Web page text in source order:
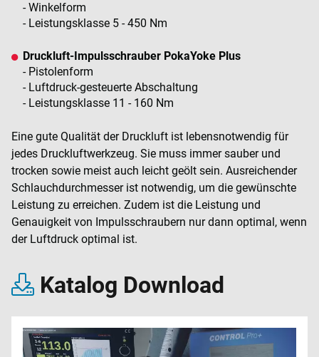
Katalog Download
- Winkelform
- Leistungsklasse 5 - 450 Nm
Druckluft-Impulsschrauber PokaYoke Plus
- Pistolenform
- Luftdruck-gesteuerte Abschaltung
- Leistungsklasse 11 - 160 Nm
Eine gute Qualität der Druckluft ist lebensnotwendig für
jedes Druckluftwerkzeug. Sie muss immer sauber und
trocken sowie meist auch leicht geölt sein. Ausreichender
Schlauchdurchmesser ist notwendig, um die gewünschte
Leistung zu erreichen. Zudem ist die Leistung und
Genauigkeit von Impulsschraubern nur dann optimal, wenn
der Luftdruck optimal ist.